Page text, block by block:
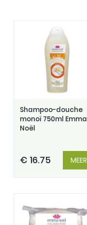
Shampoo-douche
monoï 750ml Emma
Noël
€ 16.75 MEER